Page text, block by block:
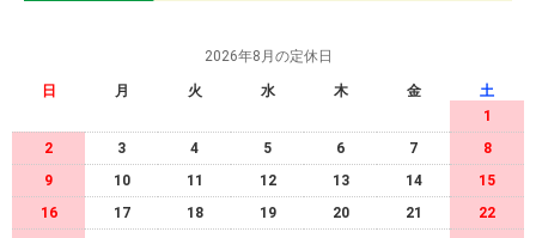
2026年8月の定休日
日 月 火 水 木 金
土
1
2
3 4 5 6 7
8
9
10 11 12 13 14
15
16
17 18 19 20 21
22